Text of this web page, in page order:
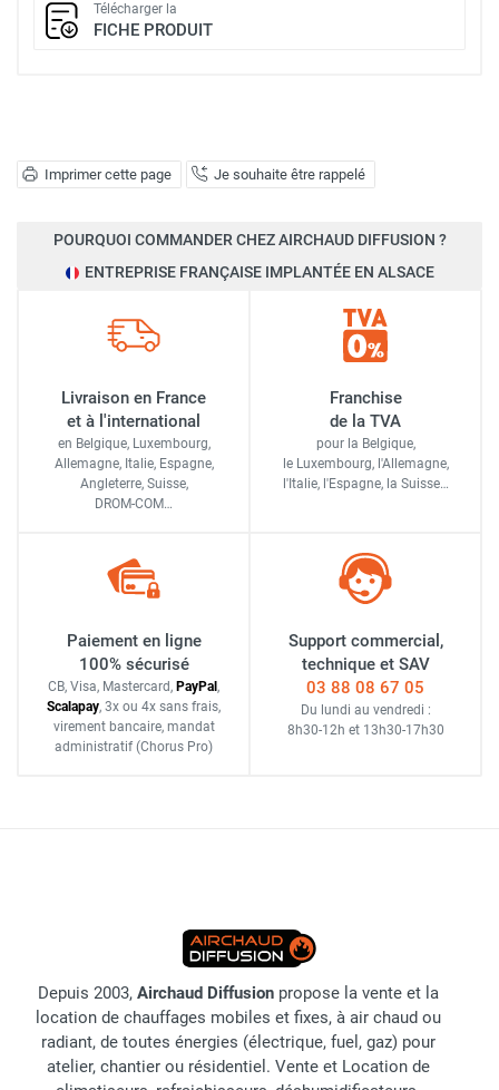
Imprimer cette page Je souhaite être rappelé
Télécharger la
FICHE PRODUIT
POURQUOI COMMANDER CHEZ AIRCHAUD DIFFUSION ?
ENTREPRISE FRANÇAISE IMPLANTÉE EN ALSACE
Livraison en France
et à l'international
en Belgique, Luxembourg,
Allemagne, Italie, Espagne,
Angleterre, Suisse,
DROM-COM…
Franchise
de la TVA
pour la Belgique,
le Luxembourg, l'Allemagne,
l'Italie, l'Espagne, la Suisse…
Paiement en ligne
100% sécurisé
CB, Visa, Mastercard, PayPal ,
Scalapay, 3x ou 4x sans frais,
virement bancaire, mandat
administratif (Chorus Pro)
Support commercial,
technique et SAV
03 88 08 67 05
Du lundi au vendredi :
8h30-12h et 13h30-17h30
Depuis 2003, Airchaud Diffusion propose la vente et la
location de chauffages mobiles et fixes, à air chaud ou
radiant, de toutes énergies (électrique, fuel, gaz) pour
atelier, chantier ou résidentiel. Vente et Location de